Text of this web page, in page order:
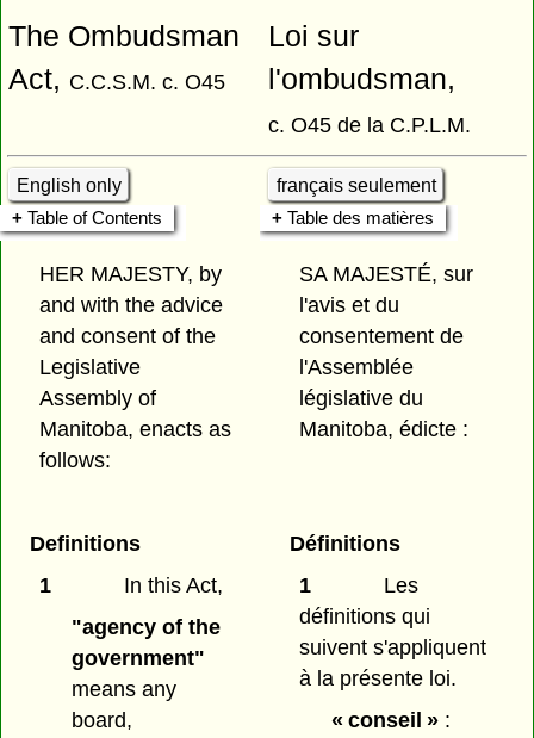
The Ombudsman
Act, C.C.S.M. c. O45
Loi sur
l'ombudsman,
c. O45 de la C.P.L.M.
English only
français seulement
Table of Contents
Table des matières
HER MAJESTY, by
and with the advice
and consent of the
Legislative
Assembly of
Manitoba, enacts as
follows:
SA MAJESTÉ, sur
l'avis et du
consentement de
l'Assemblée
législative du
Manitoba, édicte :
Definitions
1
In this Act,
"agency of the
government"
means any
board,
Définitions
1
Les
définitions qui
suivent s'appliquent
à la présente loi.
« conseil »: